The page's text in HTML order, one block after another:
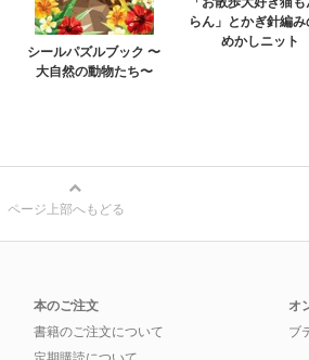
シールパズルブック 〜
大自然の動物たち〜
らん」とかぎ針編み
めかしニット
ページ上部へもどる
本のご注文
書籍のご注文について
オ
ブ